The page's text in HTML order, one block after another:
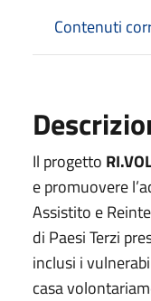
Contenuti
Il progetto
e promuovere
Assistito e
di Paesi Terzi
inclusi i
casa